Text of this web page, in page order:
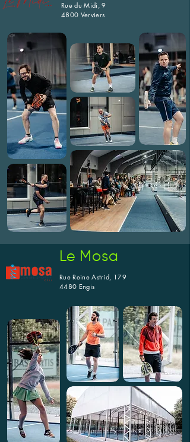
Rue du Midi, 9
4800 Verviers
Le Mosa
Rue Reine Astrid, 179
4480 Engis